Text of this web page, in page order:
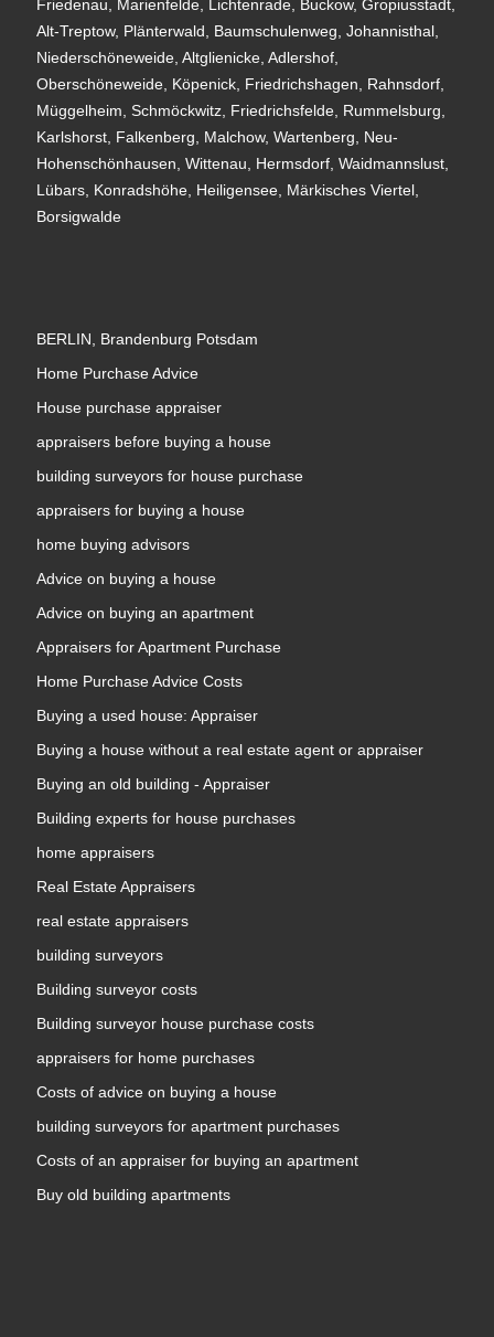
Friedenau, Marienfelde, Lichtenrade, Buckow, Gropiusstadt,
Alt-Treptow, Plänterwald, Baumschulenweg, Johannisthal,
Niederschöneweide, Altglienicke, Adlershof,
Oberschöneweide, Köpenick, Friedrichshagen, Rahnsdorf,
Müggelheim, Schmöckwitz, Friedrichsfelde, Rummelsburg,
Karlshorst, Falkenberg, Malchow, Wartenberg, Neu-
Hohenschönhausen, Wittenau, Hermsdorf, Waidmannslust,
Lübars, Konradshöhe, Heiligensee, Märkisches Viertel,
Borsigwalde
BERLIN, Brandenburg Potsdam
Home Purchase Advice
House purchase appraiser
appraisers before buying a house
building surveyors for house purchase
appraisers for buying a house
home buying advisors
Advice on buying a house
Advice on buying an apartment
Appraisers for Apartment Purchase
Home Purchase Advice Costs
Buying a used house: Appraiser
Buying a house without a real estate agent or appraiser
Buying an old building - Appraiser
Building experts for house purchases
home appraisers
Real Estate Appraisers
real estate appraisers
building surveyors
Building surveyor costs
Building surveyor house purchase costs
appraisers for home purchases
Costs of advice on buying a house
building surveyors for apartment purchases
Costs of an appraiser for buying an apartment
Buy old building apartments